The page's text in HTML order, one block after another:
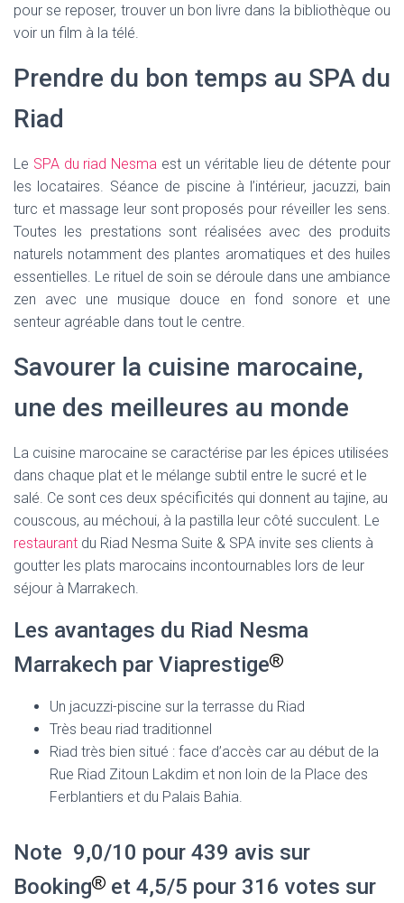
pour se reposer, trouver un bon livre dans la bibliothèque ou
voir un film à la télé.
Prendre du bon temps au SPA du
Riad
Le SPA du riad Nesma est un véritable lieu de détente pour
les locataires. Séance de piscine à l’intérieur, jacuzzi, bain
turc et massage leur sont proposés pour réveiller les sens.
Toutes les prestations sont réalisées avec des produits
naturels notamment des plantes aromatiques et des huiles
essentielles. Le rituel de soin se déroule dans une ambiance
zen avec une musique douce en fond sonore et une
senteur agréable dans tout le centre.
Savourer la cuisine marocaine,
une des meilleures au monde
La cuisine marocaine se caractérise par les épices utilisées
dans chaque plat et le mélange subtil entre le sucré et le
salé. Ce sont ces deux spécificités qui donnent au tajine, au
couscous, au méchoui, à la pastilla leur côté succulent. Le
restaurant du Riad Nesma Suite & SPA invite ses clients à
goutter les plats marocains incontournables lors de leur
séjour à Marrakech.
Les avantages du Riad Nesma
Marrakech par Viaprestige
Un jacuzzi-piscine sur la terrasse du Riad
Très beau riad traditionnel
Riad très bien situé : face d’accès car au début de la
Rue Riad Zitoun Lakdim et non loin de la Place des
Ferblantiers et du Palais Bahia.
Note 9,0/10 pour 439 avis sur
Booking
et 4,5/5 pour 316 votes sur